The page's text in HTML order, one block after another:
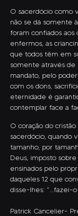
O sacerdócio como
não se dá somente
foram confiados aos
enfermos, as
que todos têm em
somente através de
mandato, pelo
com os dons,
eternidade é
contemplar face a
O coração do
sacerdócio, quando
tamanho, por
Deus, imposto
ensinados pelo
daqueles 12 que
disse-lhes: “…fazei-
Patrick Cancelier-